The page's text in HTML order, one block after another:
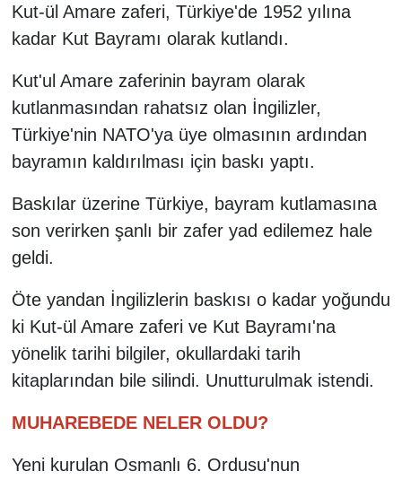
Kut-ül Amare zaferi, Türkiye'de 1952 yılına
kadar Kut Bayramı olarak kutlandı.
Kut'ul Amare zaferinin bayram olarak
kutlanmasından rahatsız olan İngilizler,
Türkiye'nin NATO'ya üye olmasının ardından
bayramın kaldırılması için baskı yaptı.
Baskılar üzerine Türkiye, bayram kutlamasına
son verirken şanlı bir zafer yad edilemez hale
geldi.
Öte yandan İngilizlerin baskısı o kadar yoğundu
ki Kut-ül Amare zaferi ve Kut Bayramı'na
yönelik tarihi bilgiler, okullardaki tarih
kitaplarından bile silindi. Unutturulmak istendi.
MUHAREBEDE NELER OLDU?
Yeni kurulan Osmanlı 6. Ordusu'nun